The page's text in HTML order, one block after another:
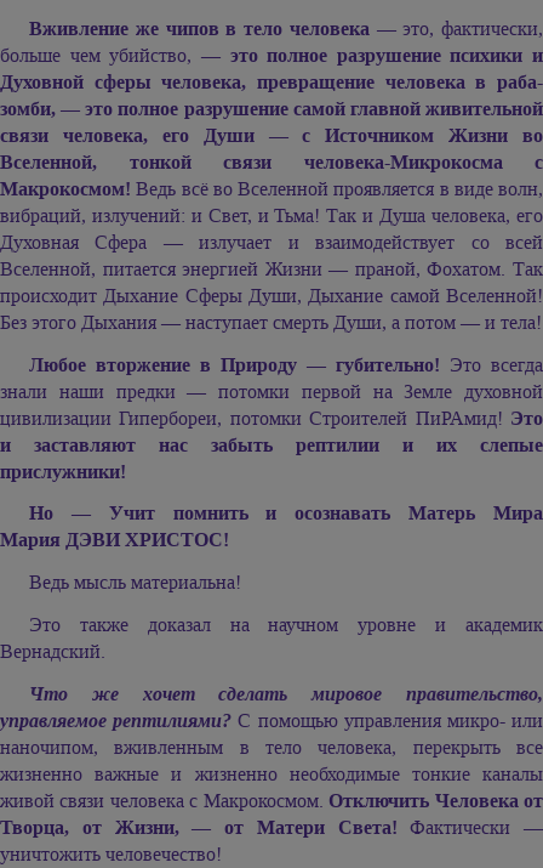
Вживление же чипов в тело человека— это, фактически,
больше чем убийство, — это полное разрушение психики и
Духовной сферы человека, превращение человека в раба-
зомби, — это полное разрушение самой главной живительной
связи человека, его Души — с Источником Жизни во
Вселенной, тонкой связи человека-Микрокосма с
Макрокосмом! Ведь всё во Вселенной проявляется в виде волн,
вибраций, излучений: и Свет, и Тьма! Так и Душа человека, его
Духовная Сфера — излучает и взаимодействует со всей
Вселенной, питается энергией Жизни — праной, Фохатом. Так
происходит Дыхание Сферы Души, Дыхание самой Вселенной!
Без этого Дыхания — наступает смерть Души, а потом — и тела!
Любое вторжение в Природу — губительно! Это всегда
знали наши предки — потомки первой на Земле духовной
цивилизации Гипербореи, потомки Строителей ПиРАмид! Это
и заставляют нас забыть рептилии и их слепые
прислужники!
Но — Учит помнить и осознавать Матерь Мира
Мария ДЭВИ ХРИСТОС!
Ведь мысль материальна!
Это также доказал на научном уровне и академик
Вернадский.
Что же хочет сделать мировое правительство,
управляемое рептилиями? С помощью управления микро- или
наночипом, вживленным в тело человека, перекрыть все
жизненно важные и жизненно необходимые тонкие каналы
живой связи человека с Макрокосмом. Отключить Человека от
Творца, от Жизни, — от Матери Света! Фактически —
уничтожить человечество!